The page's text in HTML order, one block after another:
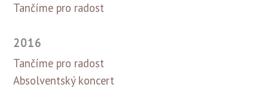
Tančíme pro radost
2016
Tančíme pro radost
Absolventský koncert